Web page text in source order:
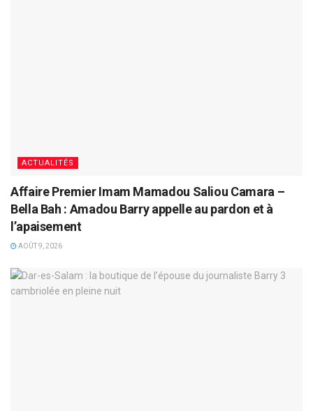
ACTUALITÉS
Affaire Premier Imam Mamadou Saliou Camara –
Bella Bah : Amadou Barry appelle au pardon et à
l’apaisement
AOÛT 9, 2026